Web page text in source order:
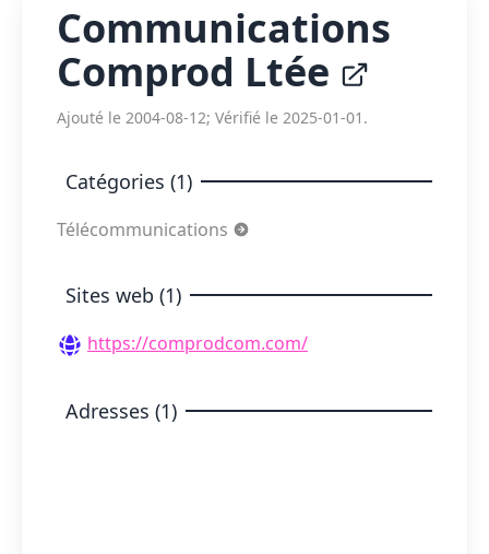
Communications
Comprod Ltée
Ajouté le 2004-08-12; Vérifié le 2025-01-01.
Catégories (1)
Télécommunications
Sites web (1)
https://comprodcom.com/
Adresses (1)